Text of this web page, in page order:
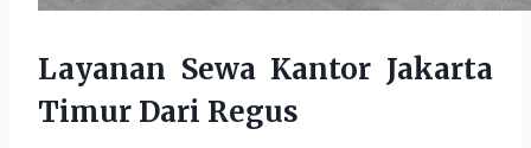
Layanan Sewa Kantor Jakarta
Timur Dari Regus